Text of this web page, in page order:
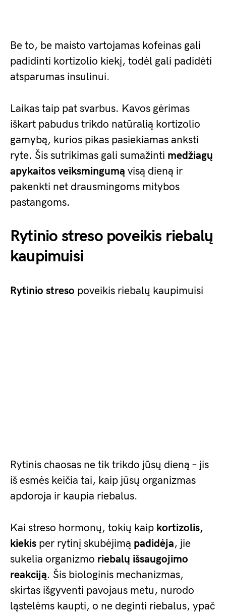
Be to, be maisto vartojamas kofeinas gali
padidinti kortizolio kiekį, todėl gali padidėti
atsparumas insulinui.
Laikas taip pat svarbus. Kavos gėrimas
iškart pabudus trikdo natūralią kortizolio
gamybą, kurios pikas pasiekiamas anksti
ryte. Šis sutrikimas gali sumažinti medžiagų
apykaitos veiksmingumą visą dieną ir
pakenkti net drausmingoms mitybos
pastangoms.
Rytinio streso poveikis riebalų
kaupimuisi
Rytinio streso poveikis riebalų kaupimuisi
Rytinis chaosas ne tik trikdo jūsų dieną – jis
iš esmės keičia tai, kaip jūsų organizmas
apdoroja ir kaupia riebalus.
Kai streso hormonų, tokių kaip kortizolis,
kiekis per rytinį skubėjimą padidėja, jie
sukelia organizmo riebalų išsaugojimo
reakciją. Šis biologinis mechanizmas,
skirtas išgyventi pavojaus metu, nurodo
ląstelėms kaupti, o ne deginti riebalus, ypač